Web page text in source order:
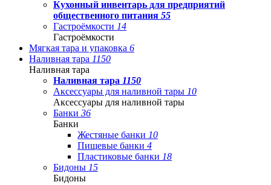
Кухонный инвентарь для предприятий
общественного питания 55
Гастроёмкости 14
Гастроёмкости
Мягкая тара и упаковка 6
Наливная тара 1150
Наливная тара
Наливная тара 1150
Аксессуары для наливной тары 10
Аксессуары для наливной тары
Банки 36
Банки
Жестяные банки 10
Пищевые банки 4
Пластиковые банки 18
Бидоны 15
Бидоны